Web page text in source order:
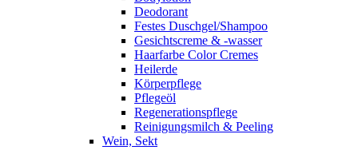
Deodorant
Festes Duschgel/Shampoo
Gesichtscreme & -wasser
Haarfarbe Color Cremes
Heilerde
Körperpflege
Pflegeöl
Regenerationspflege
Reinigungsmilch & Peeling
Wein, Sekt